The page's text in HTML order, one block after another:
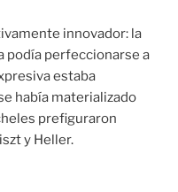
innovador: la
podía perfeccionarse a
estaba
había materializado
prefiguraron
y Heller.